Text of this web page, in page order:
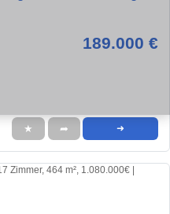
189.000 €
★ ➦ ➜